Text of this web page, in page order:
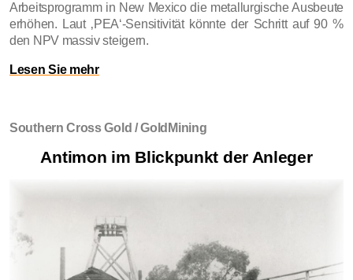
Arbeitsprogramm in New Mexico die metallurgische Ausbeute
erhöhen. Laut ‚PEA‘-Sensitivität könnte der Schritt auf 90 %
den NPV massiv steigern.
Lesen Sie mehr
Southern Cross Gold / GoldMining
Antimon im Blickpunkt der Anleger